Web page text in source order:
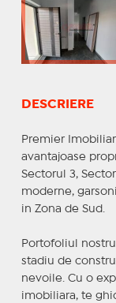
DESCRIERE
Premier
avantajoase
Sectorul 3,
moderne,
in Zona de Sud.
Portofoliul
stadiu de
nevoile. Cu o
imobiliara, te